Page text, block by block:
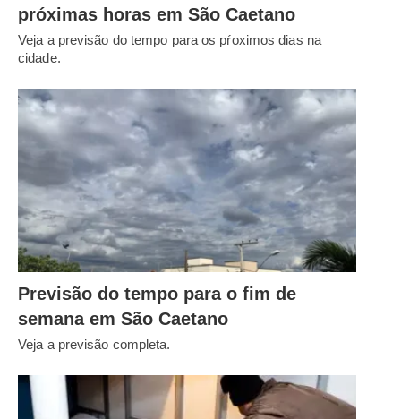
próximas horas em São Caetano
Veja a previsão do tempo para os pŕoximos dias na
cidade.
Previsão do tempo para o fim de
semana em São Caetano
Veja a previsão completa.